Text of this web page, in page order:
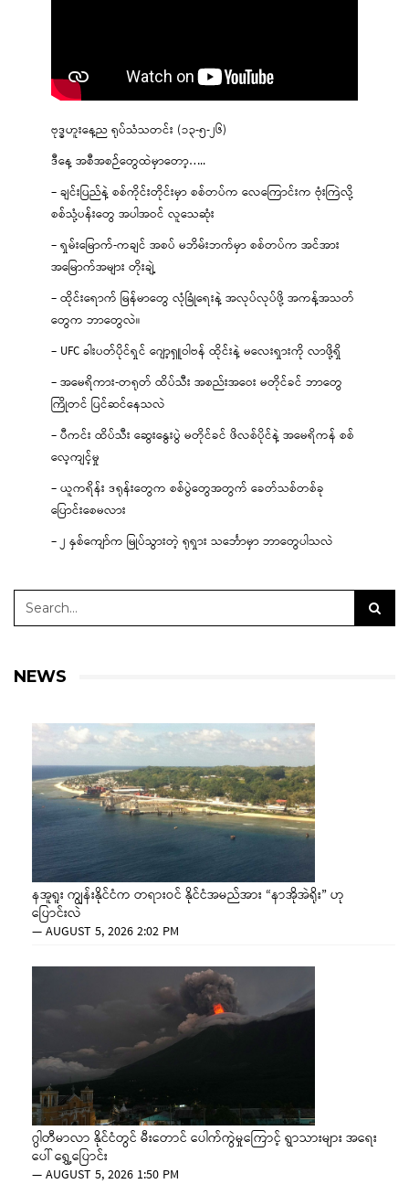
ဗုဒ္ဓဟူးနေ့ည ရုပ်သံသတင်း (၁၃-၅-၂၆)
ဒီနေ့ အစီအစဉ်တွေထဲမှာတော့…..
– ချင်းပြည်နဲ့ စစ်ကိုင်းတိုင်းမှာ စစ်တပ်က လေကြောင်းက ဗုံးကြဲလို့
စစ်သုံ့ပန်းတွေ အပါအဝင် လူသေဆုံး
– ရှမ်းမြောက်-ကချင် အစပ် မဘိမ်းဘက်မှာ စစ်တပ်က အင်အား
အမြောက်အများ တိုးချဲ့
– ထိုင်းရောက် မြန်မာတွေ လုံခြုံရေးနဲ့ အလုပ်လုပ်ဖို့ အကန့်အသတ်
တွေက ဘာတွေလဲ။
– UFC ခါးပတ်ပိုင်ရှင် ဂျော့ရှူဝါဗန် ထိုင်းနဲ့ မလေးရှားကို လာဖို့ရှိ
– အမေရိကား-တရုတ် ထိပ်သီး အစည်းအဝေး မတိုင်ခင် ဘာတွေ
ကြိုတင် ပြင်ဆင်နေသလဲ
– ပီကင်း ထိပ်သီး ဆွေးနွေးပွဲ မတိုင်ခင် ဖိလစ်ပိုင်နဲ့ အမေရိကန် စစ်
လေ့ကျင့်မှု
– ယူကရိန်း ဒရုန်းတွေက စစ်ပွဲတွေအတွက် ခေတ်သစ်တစ်ခု
ပြောင်းစေမလား
– ၂ နှစ်ကျော်က မြုပ်သွားတဲ့ ရုရှား သင်္ဘောမှာ ဘာတွေပါသလဲ
NEWS
နအူရူး ကျွန်းနိုင်ငံက တရားဝင် နိုင်ငံအမည်အား “နာအိုအဲရိုး” ဟု
ပြောင်းလဲ
—AUGUST 5, 2026 2:02 PM
ဂွါတီမာလာ နိုင်ငံတွင် မီးတောင် ပေါက်ကွဲမှုကြောင့် ရွာသားများ အရေး
ပေါ် ရွှေ့ပြောင်း
—AUGUST 5, 2026 1:50 PM